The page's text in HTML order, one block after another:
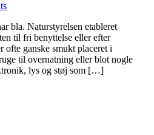
bla. Naturstyrelsen etableret
til fri benyttelse eller efter
ofte ganske smukt placeret i
til overnatning eller blot nogle
lys og støj som […]